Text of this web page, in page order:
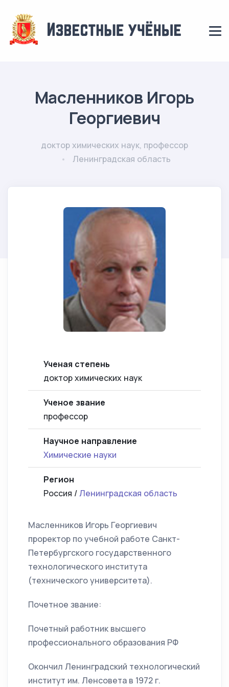
Масленников Игорь
Георгиевич
доктор химических наук, профессор
Ленинградская область
Ученая степень
доктор химических наук
Ученое звание
профессор
Научное направление
Химические науки
Регион
Россия /Ленинградская область
Масленников Игорь Георгиевич
проректор по учебной работе Санкт-
Петербургского государственного
технологического института
(технического университета).
Почетное звание:
Почетный работник высшего
профессионального образования РФ
Окончил Ленинградский технологический
институт им. Ленсовета в 1972 г.